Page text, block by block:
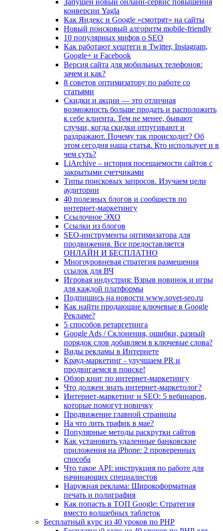
Запущен новый онлайн-сервис повышения
конверсии Yagla
Как Яндекс и Google «смотрят» на сайты
Новый поисковый алгоритм mobile-friendly
10 популярных мифов о SEO
Как работают хештеги в Twitter, Instagram,
Google+ и Facebook
Версия сайта для мобильных телефонов:
зачем и как?
8 советов оптимизатору по работе со
статьями
Скидки и акции — это отличная
возможность больше продать и расположить
к себе клиента. Тем не менее, бывают
случаи, когда скидки отпугивают и
раздражают. Почему так происходит? Об
этом сегодня наша статья. Кто использует и в
чем суть?
LiArchive – история посещаемости сайтов с
закрытыми счетчиками
Типы поисковых запросов. Изучаем цели
аудитории
40 полезных блогов и сообществ по
интернет-маркетингу
Ссылочное ЭХО
Ссылки из блогов
SEO-инструменты оптимизатора для
продвижения. Все предоставляется
ОНЛАЙН И БЕСПЛАТНО
Многоуровневая стратегия размещения
ссылок для ВЧ
Игровая индустрия: Взрыв новинок и игры
для каждой платформы
Подпишись на новости www.sovet-seo.ru
Как найти продающие ключевые в Google
Рекламе?
5 способов ретаргетинга
Google Ads / Склонения, ошибки, разный
порядок слов добавляем в ключевые слова?
Виды рекламы в Интернете
Крауд-маркетинг - улучшаем PR и
продвигаемся в поиске!
Обзор книг по интернет-маркетингу
Что должен знать интернет-маркетолог?
Интернет-маркетинг и SEO: 5 вебинаров,
которые помогут новичку
Продвижение главной страницы
На что лить трафик в мае?
Популярные методы раскрутки сайтов
Как установить удаленные банковские
приложения на iPhone: 2 проверенных
способа
Что такое API: инструкция по работе для
начинающих специалистов
Наружная реклама: Широкоформатная
печать и полиграфия
Как попасть в ТОП Google: Стратегия
вместо волшебных таблеток
Бесплатный курс из 40 уроков по PHP